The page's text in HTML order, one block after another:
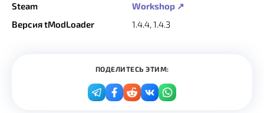
Steam
Workshop ↗
Версия tModLoader
1.4.4, 1.4.3
ПОДЕЛИТЕСЬ ЭТИМ: